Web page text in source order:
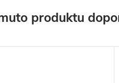
produktu